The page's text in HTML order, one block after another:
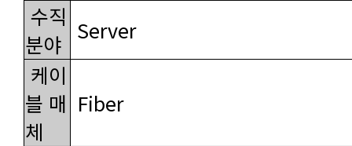
분야 Server
체
Fiber